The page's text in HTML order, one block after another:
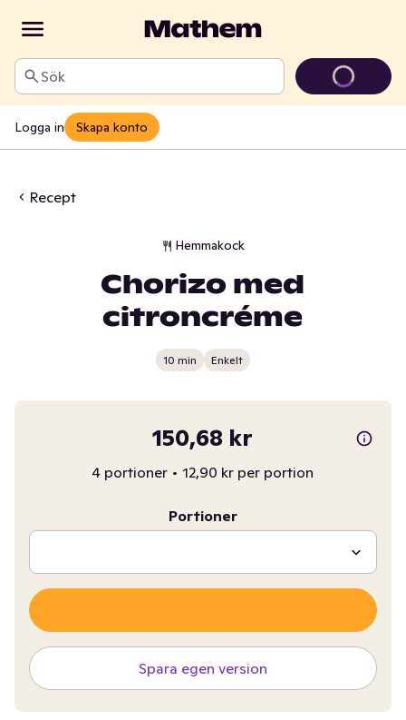
Sök
Logga in Skapa konto
Recept
Hemmakock
Chorizo med
citroncréme
10 min Enkelt
150,68 kr
4 portioner • 12,90 kr per portion
Portioner
Spara egen version